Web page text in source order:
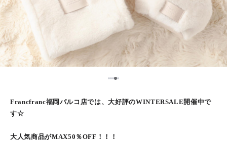
1234
Francfranc福岡パルコ店では、大好評のWINTERSALE開催中で
す☆
大人気商品がMAX50％OFF！！！